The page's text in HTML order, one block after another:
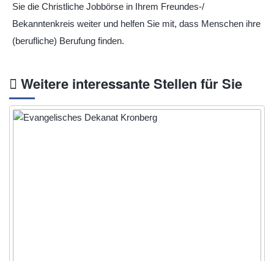
Sie die Christliche Jobbörse in Ihrem Freundes-/
Bekanntenkreis weiter und helfen Sie mit, dass Menschen ihre
(berufliche) Berufung finden.
Weitere interessante Stellen für Sie